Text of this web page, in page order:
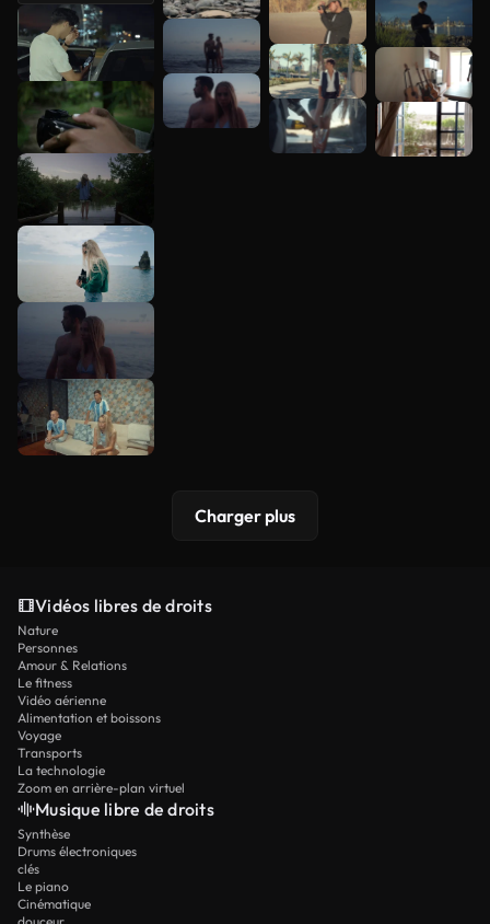
Charger plus
Vidéos libres de droits
Nature
Personnes
Amour & Relations
Le fitness
Vidéo aérienne
Alimentation et boissons
Voyage
Transports
La technologie
Zoom en arrière-plan virtuel
Musique libre de droits
Synthèse
Drums électroniques
clés
Le piano
Cinématique